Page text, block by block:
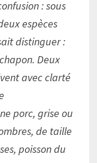
: sous
espèces
distinguer :
Deux
avec clarté
porc, grise ou
de taille
poisson du